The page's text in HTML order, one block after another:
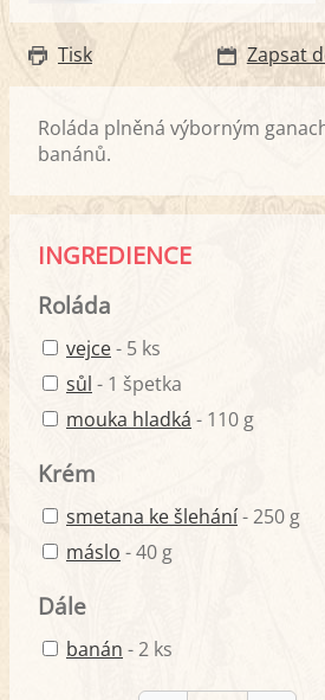
Tisk Zapsat
Roláda plněná výborným
banánů.
INGREDIENCE
Roláda
vejce- 5 ks
sůl - 1 špetka
mouka hladká - 110 g
Krém
smetana ke šlehání- 250 g
máslo - 40 g
Dále
banán - 2 ks